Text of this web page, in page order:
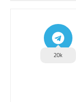
20k